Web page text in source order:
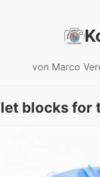
von Marco
blocks for